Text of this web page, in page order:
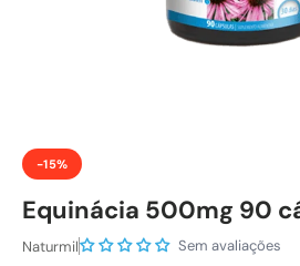
-15%
Equinácia 500mg 90
Naturmil Sem avaliações